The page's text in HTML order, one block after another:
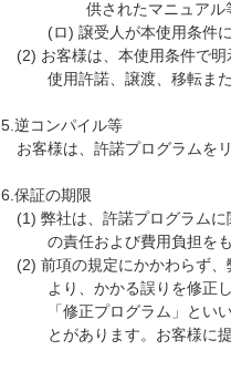
供されたマニュア
(ロ) 譲受人が本使用条件
(2) お客様は、本使用条件で
使用許諾、譲渡、移転ま
5.逆コンパイル等
お客様は、許諾プログラムを
6.保証の期限
(1) 弊社は、許諾プログラム
の責任および費用負担を
(2) 前項の規定にかかわらず
より、かかる誤りを修正
「修正プログラム」と
とがあります。お客様に